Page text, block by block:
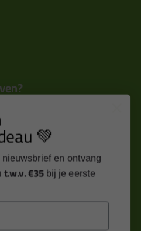
rechtstreeks in je
💚
en ontvang
t.w.v. €35 bij je eerste